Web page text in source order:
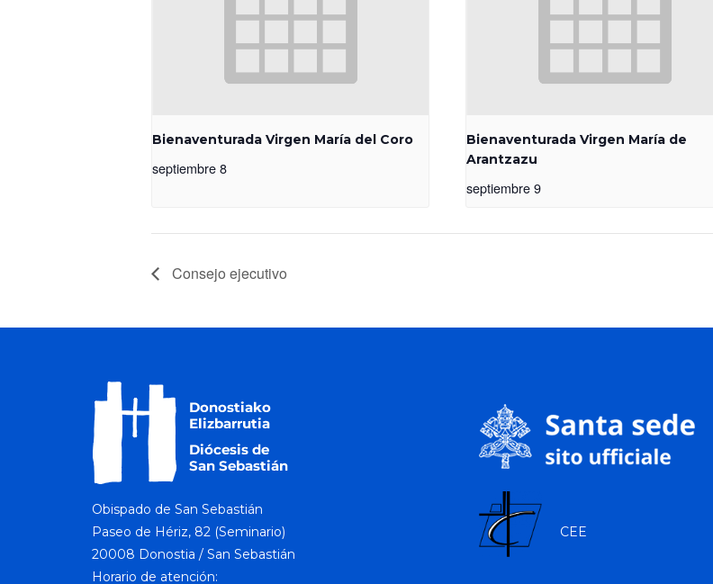
Bienaventurada Virgen María del Coro
septiembre 8
Bienaventurada Virgen María de
Arantzazu
septiembre 9
Consejo ejecutivo
Obispado de San Sebastián
Paseo de Hériz, 82 (Seminario)
20008 Donostia / San Sebastián
Horario de atención:
CEE